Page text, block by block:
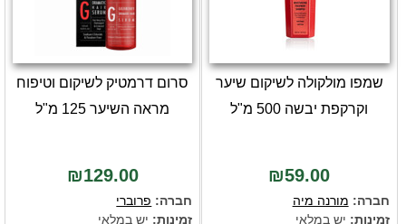
שמפו מולקולה לשיקום שיער
וקרקפת יבשה 500 מ"ל
₪59.00
חברה: מורנה מיה
זמינות: יש במלאי
סרום דרמטיק לשיקום וטיפוח
מראה השיער 125 מ"ל
₪129.00
חברה: פרוברי
זמינות: יש במלאי